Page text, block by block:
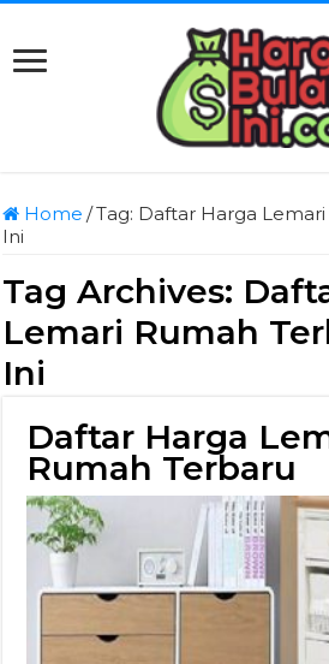
Home /Tag: Daftar Harga
Ini
Tag Archives:
Lemari Rumah
Ini
Daftar Harga
Rumah Terbaru